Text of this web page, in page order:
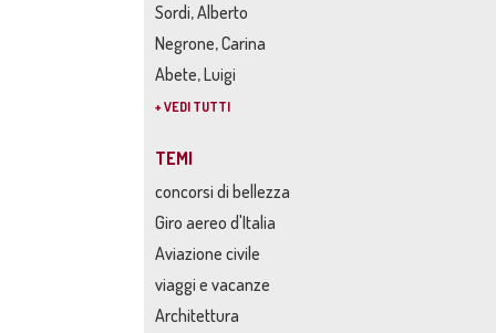
Sordi, Alberto
Negrone, Carina
Abete, Luigi
+ VEDI TUTTI
TEMI
concorsi di bellezza
Giro aereo d'Italia
Aviazione civile
viaggi e vacanze
Architettura